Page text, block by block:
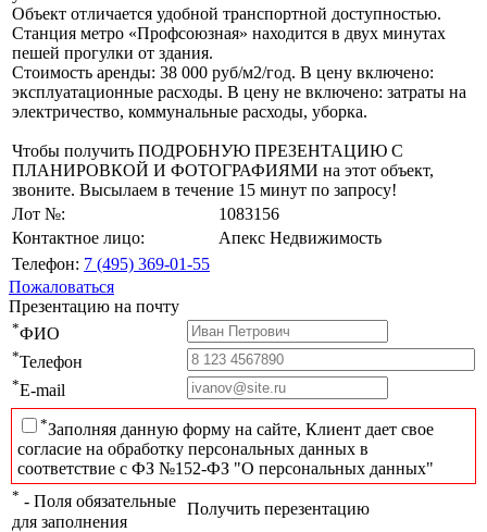
Объект отличается удобной транспортной доступностью.
Станция метро «Профсоюзная» находится в двух минутах
пешей прогулки от здания.
Стоимость аренды: 38 000 руб/м2/год. В цену включено:
эксплуатационные расходы. В цену не включено: затраты на
электричество, коммунальные расходы, уборка.
Чтобы получить ПОДРОБНУЮ ПРЕЗЕНТАЦИЮ С
ПЛАНИРОВКОЙ И ФОТОГРАФИЯМИ на этот объект,
звоните. Высылаем в течение 15 минут по запросу!
Лот №:
1083156
Контактное лицо:
Апекс Недвижимость
Телефон: 7 (495) 369-01-55
Пожаловаться
Презентацию на почту
*ФИО
*Телефон
*E-mail
*Заполняя данную форму на сайте, Клиент дает свое
согласие на обработку персональных данных в
соответствие с ФЗ №152-ФЗ "О персональных данных"
* - Поля обязательные
для заполнения
Получить перезентацию